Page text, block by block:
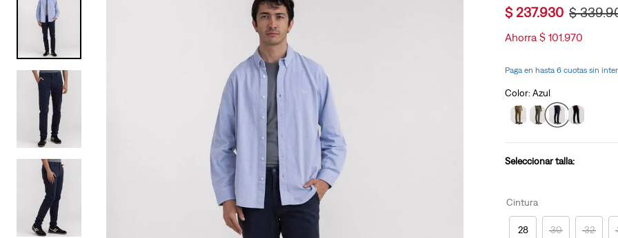
$ 237.930 $ 339.
Ahorra$ 101.970
Paga en hasta 6 cuotas sin
Color:Azul
Seleccionar talla:
Cintura
28 30 32
cinch baggy
501 jeans mujer
505
512
8.
baggy
9 .
jeans
10. ribcage